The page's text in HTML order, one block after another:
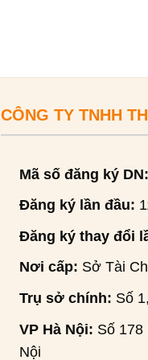
CÔNG TY TNHH
Mã số đăng ký DN:
Đăng ký lần đầu:
Đăng ký thay đổi
Nơi cấp: Sở Tài
Trụ sở chính: Số
VP Hà Nội: Số 178
Nội